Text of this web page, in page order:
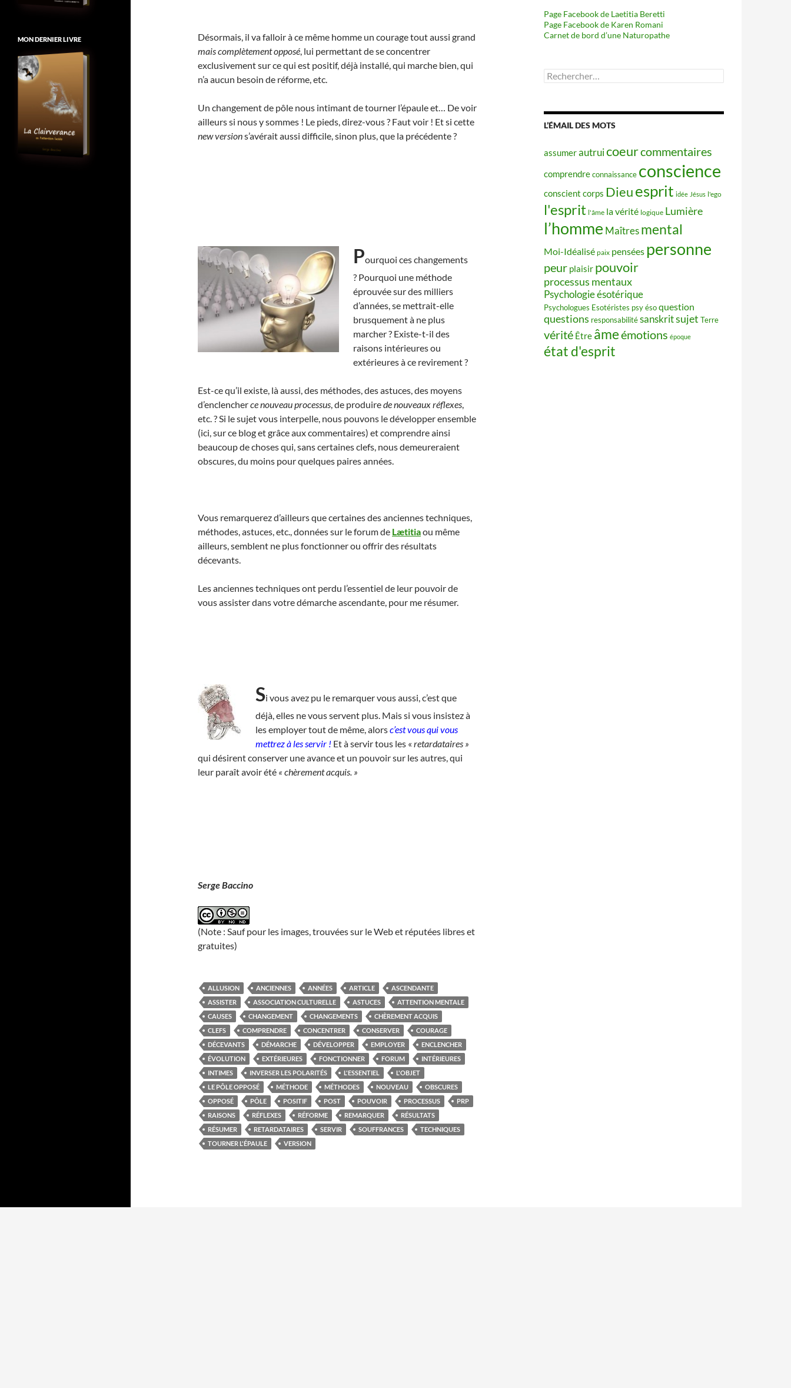
Désormais, il va falloir à ce même homme un courage tout aussi grand
mais complètement opposé, lui permettant de se concentrer
exclusivement sur ce qui est positif, déjà installé, qui marche bien, qui
n’a aucun besoin de réforme, etc.
Un changement de pôle nous intimant de tourner l’épaule et… De voir
ailleurs si nous y sommes ! Le pieds, direz-vous ? Faut voir ! Et si cette
new versions’avérait aussi difficile, sinon plus, que la précédente ?
Pourquoi ces changements
? Pourquoi une méthode
éprouvée sur des milliers
d’années, se mettrait-elle
brusquement à ne plus
marcher ? Existe-t-il des
raisons intérieures ou
extérieures à ce revirement ?
Est-ce qu’il existe, là aussi, des méthodes, des astuces, des moyens
d’enclencherce nouveau processus, de produirede nouveaux réflexes,
etc. ? Si le sujet vous interpelle, nous pouvons le développer ensemble
(ici, sur ce blog et grâce aux commentaires) et comprendre ainsi
beaucoup de choses qui, sans certaines clefs, nous demeureraient
obscures, du moins pour quelques paires années.
Vous remarquerez d’ailleurs que certaines des anciennes techniques,
méthodes, astuces, etc., données sur le forum de Lætitiaou même
ailleurs, semblent ne plus fonctionner ou offrir des résultats
décevants.
Les anciennes techniques ont perdu l’essentiel de leur pouvoir de
vous assister dans votre démarche ascendante, pour me résumer.
Si vous avez pu le remarquer vous aussi, c’est que
déjà, elles ne vous servent plus. Mais si vous insistez à
les employer tout de même, alorsc’est vous qui vous
mettrez à les servir ! Et à servir tous les « retardataires »
qui désirent conserver une avance et un pouvoir sur les autres, qui
leur paraît avoir été « chèrement acquis. »
Serge Baccino
(Note : Sauf pour les images, trouvées sur le Web et réputées libres et
gratuites)
ALLUSION ANCIENNES ANNÉES ARTICLE
ASCENDANTE
ASSISTER
ASSOCIATION CULTURELLE ASTUCES
ATTENTION MENTALE
CAUSES
CHANGEMENT CHANGEMENTS
CHÈREMENT ACQUIS
CLEFS
COMPRENDRE CONCENTRER CONSERVER
COURAGE
DÉCEVANTS
DÉMARCHE DÉVELOPPER EMPLOYER
ENCLENCHER
ÉVOLUTION
EXTÉRIEURES FONCTIONNER FORUM
INTÉRIEURES
INTIMES
INVERSER LES POLARITÉS L'ESSENTIEL
L'OBJET
LE PÔLE OPPOSÉ
MÉTHODE MÉTHODES NOUVEAU
OBSCURES
OPPOSÉ
PÔLE POSITIF POST POUVOIR PROCESSUS
PRP
RAISONS
RÉFLEXES RÉFORME REMARQUER
RÉSULTATS
RÉSUMER
RETARDATAIRES SERVIR SOUFFRANCES
TECHNIQUES
TOURNER L'ÉPAULE
VERSION
Page Facebook de Laetitia Beretti
Page Facebook de Karen Romani
Carnet de bord d’une Naturopathe
Rechercher :
L’ÉMAIL DES MOTS
assumerautruicoeurcommentaires
comprendreconnaissance conscience
conscient corps Dieuesprit idée Jésus l'ego
l'esprit l'âme la vérité logique Lumière
l’homme Maîtres mental
Moi-Idéalisé paix pensées personne
peur plaisir pouvoir
processus mentaux
Psychologie ésotérique
Psychologues Esotéristes psy ésoquestion
questions responsabilitésanskritsujet Terre
vérité Être âmeémotions époque
état d'esprit
MON DERNIER LIVRE